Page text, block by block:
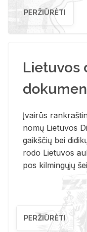
PERŽIŪRĖTI
Lietuvos
Įvai­rūs
no­mų Lie­tu­vos
gaikš­čių bei
ro­do Lie­tu­vos
pos kil­min­gų­jų
PERŽIŪRĖTI